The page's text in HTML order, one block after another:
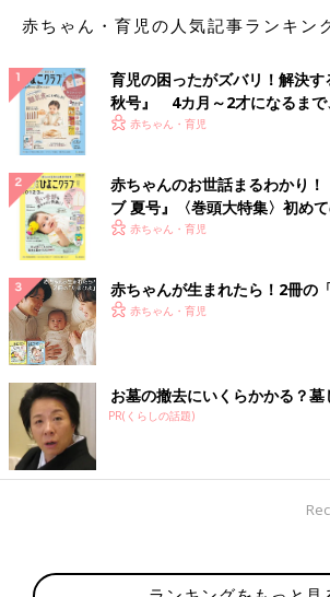
赤ちゃん・育児の人気記事ランキン
育児の困ったがズバリ！解決
秋号』 4カ月～2才になるまで
いっぱい！
赤ちゃん・育児
赤ちゃんのお世話まるわかり
ブ 夏号』〈巻頭大特集〉初め
く！ おっぱい・ミルクの基本と
赤ちゃん・育児
赤ちゃんが生まれたら！2冊の
赤ちゃん・育児
お墓の撤去にいくらかかる？墓
PR(くらしの話題)